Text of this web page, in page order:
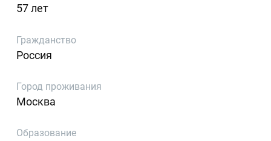
57 лет
Гражданство
Россия
Город проживания
Москва
Образование